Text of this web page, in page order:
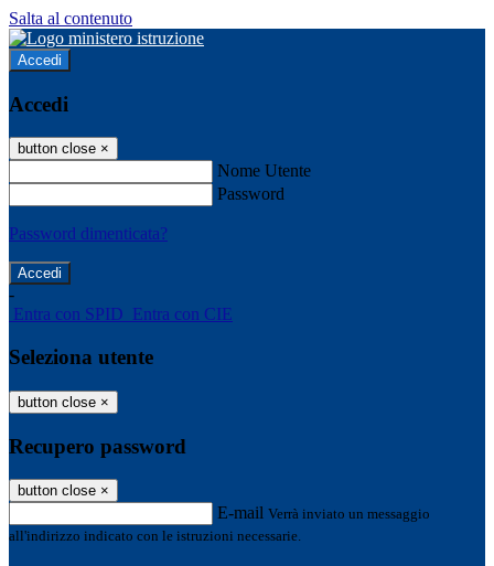
Salta al contenuto
Accedi
Accedi
button close ×
Nome Utente
Password
Password dimenticata?
-
Entra con SPID Entra con CIE
Seleziona utente
button close ×
Recupero password
button close ×
E-mail Verrà inviato un messaggio
all'indirizzo indicato con le istruzioni necessarie.